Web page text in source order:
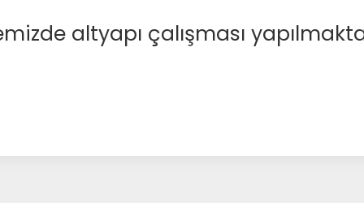
altyapı çalışması